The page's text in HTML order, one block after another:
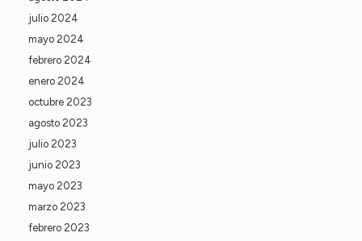
julio 2024
mayo 2024
febrero 2024
enero 2024
octubre 2023
agosto 2023
julio 2023
junio 2023
mayo 2023
marzo 2023
febrero 2023